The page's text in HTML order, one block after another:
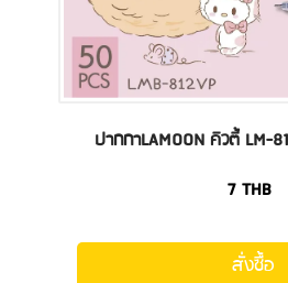
ปากกาLAMOON คิวตี้ LM-
7 THB
สั่งซื้อ